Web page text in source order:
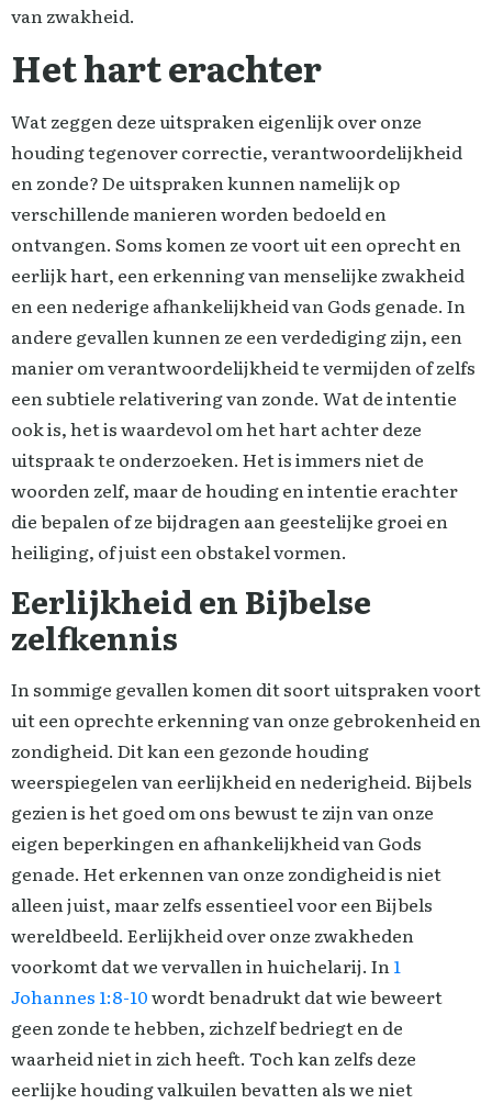
van zwakheid.
Het hart erachter
Wat zeggen deze uitspraken eigenlijk over onze
houding tegenover correctie, verantwoordelijkheid
en zonde? De uitspraken kunnen namelijk op
verschillende manieren worden bedoeld en
ontvangen. Soms komen ze voort uit een oprecht en
eerlijk hart, een erkenning van menselijke zwakheid
en een nederige afhankelijkheid van Gods genade. In
andere gevallen kunnen ze een verdediging zijn, een
manier om verantwoordelijkheid te vermijden of zelfs
een subtiele relativering van zonde. Wat de intentie
ook is, het is waardevol om het hart achter deze
uitspraak te onderzoeken. Het is immers niet de
woorden zelf, maar de houding en intentie erachter
die bepalen of ze bijdragen aan geestelijke groei en
heiliging, of juist een obstakel vormen.
Eerlijkheid en Bijbelse
zelfkennis
In sommige gevallen komen dit soort uitspraken voort
uit een oprechte erkenning van onze gebrokenheid en
zondigheid. Dit kan een gezonde houding
weerspiegelen van eerlijkheid en nederigheid. Bijbels
gezien is het goed om ons bewust te zijn van onze
eigen beperkingen en afhankelijkheid van Gods
genade. Het erkennen van onze zondigheid is niet
alleen juist, maar zelfs essentieel voor een Bijbels
wereldbeeld. Eerlijkheid over onze zwakheden
voorkomt dat we vervallen in huichelarij. In 1
Johannes 1:8-10wordt benadrukt dat wie beweert
geen zonde te hebben, zichzelf bedriegt en de
waarheid niet in zich heeft. Toch kan zelfs deze
eerlijke houding valkuilen bevatten als we niet